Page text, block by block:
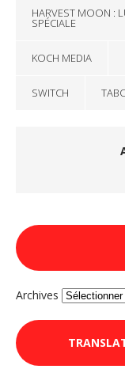
HARVEST MOON :
SPÉCIALE
KOCH MEDIA
SWITCH
Archives